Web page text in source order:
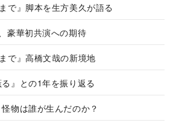
で』脚本を生方美久が語る
豪華初共演への期待
で』高橋文哉の新境地
』との1年を振り返る
怪物は誰が生んだのか？